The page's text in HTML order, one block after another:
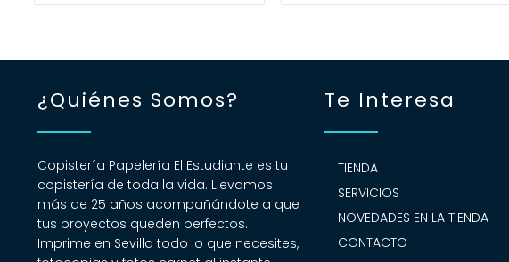
¿Quiénes Somos?
Copistería Papelería El Estudiante es tu
copistería de toda la vida. Llevamos
más de 25 años acompañándote a que
tus proyectos queden perfectos.
Imprime en Sevilla todo lo que necesites,
Te Interesa
TIENDA
SERVICIOS
NOVEDADES EN LA TIENDA
CONTACTO